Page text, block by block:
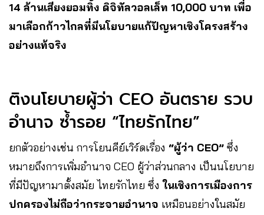
14 ล้านเสียงยอมทิ้ง ดิจิทัลวอลเล็ท 10,000 บาท เพื่อ
มาเลือกก้าวไกลที่มีนโยบายแก้ปัญหาเชิงโครงสร้าง
อย่างแท้จริง
ติงนโยบายผู้ว่า CEO อันตราย รวบ
อำนาจ ซ้ำรอย “ไทยรักไทย”
ยกตัวอย่างเช่น การโยนคีย์เวิร์ดเรื่อง “ผู้ว่า CEO” ซึ่ง
หมายถึงการเพิ่มอำนาจ CEO ผู้ว่าส่วนกลาง เป็นนโยบาย
ที่มีปัญหามาตั้งสมัย ไทยรักไทย ซึ่งในเชิงการเมืองการ
ปกครองไม่ถือว่ากระจายอำนาจ เหมือนอย่างในสมัย